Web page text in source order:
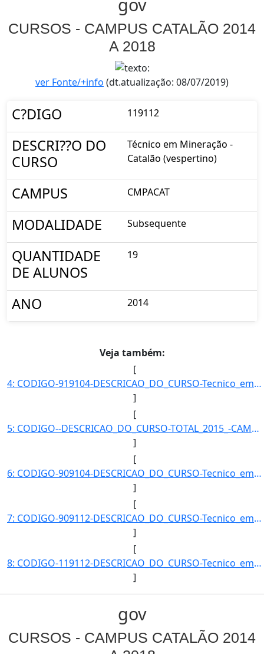
gov
CURSOS - CAMPUS CATALÃO 2014
A 2018
ver Fonte/+info (dt.atualização: 08/07/2019)
C?DIGO 119112
DESCRI??O DO
CURSO
Técnico em Mineração -
Catalão (vespertino)
CAMPUS CMPACAT
MODALIDADE Subsequente
QUANTIDADE
DE ALUNOS
19
ANO 2014
Veja também:
[
4: CODIGO-919104-DESCRICAO_DO_CURSO-Tecnico_em_Mineracao_Integrado_ao_Ensino_Medio_-_Catalao-CAMPUS-CMP]
]
[
5: CODIGO--DESCRICAO_DO_CURSO-TOTAL_2015_-CAMPUS--MODALIDADE--QUANTIDADE_DE_ALUNOS-130}]
]
[
6: CODIGO-909104-DESCRICAO_DO_CURSO-Tecnico_em_Informatica_Integrado_ao_Ensino_Medio_-_Catalao-CAMPUS-C]
]
[
7: CODIGO-909112-DESCRICAO_DO_CURSO-Tecnico_em_Informatica_-_Catalao-CAMPUS-CMPACAT-MODALIDADE-Subseque]
]
[
8: CODIGO-119112-DESCRICAO_DO_CURSO-Tecnico_em_Mineracao_-_Catalao_(vespertino)-CAMPUS-CMPACAT-MODALIDA]
]
gov
CURSOS - CAMPUS CATALÃO 2014